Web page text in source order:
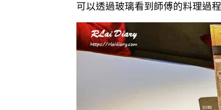
可以透過玻璃看到師傅的料理過程